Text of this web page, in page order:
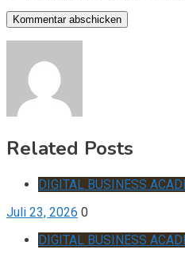
Related Posts
DIGITAL BUSINESS
Juli 23, 2026 0
DIGITAL BUSINESS